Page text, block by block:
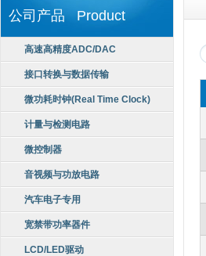
公司产品 Product
高速高精度ADC/DAC
接口转换与数据传输
微功耗时钟(Real Time Clock)
计量与检测电路
微控制器
音视频与功放电路
汽车电子专用
宽禁带功率器件
LCD/LED驱动